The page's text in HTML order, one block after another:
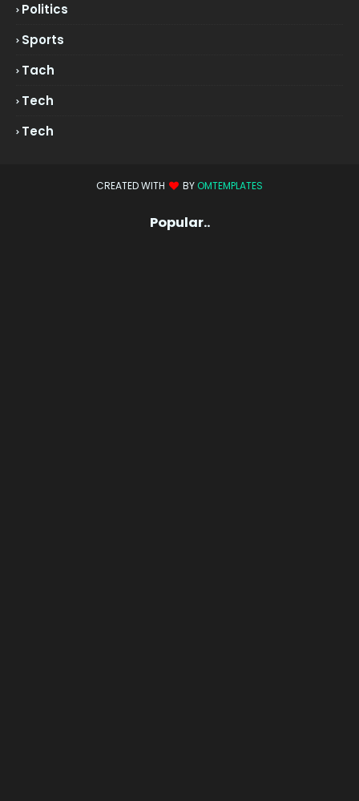
Politics
Sports
Tach
Tech
Tech
CREATED WITH BY OMTEMPLATES
Popular..